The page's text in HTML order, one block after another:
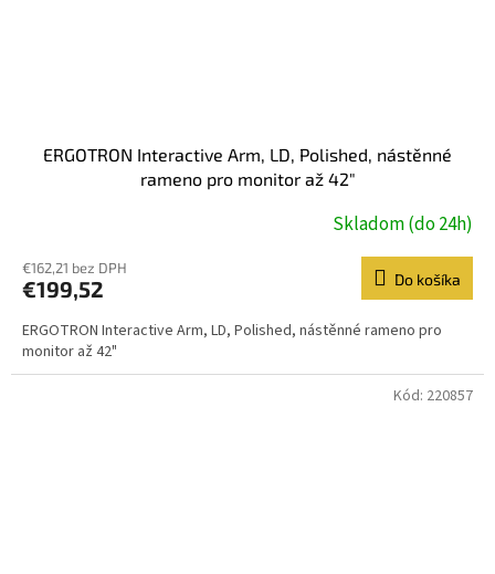
ERGOTRON Interactive Arm, LD, Polished, nástěnné
rameno pro monitor až 42"
Skladom (do 24h)
€162,21 bez DPH
€199,52 Do košíka
ERGOTRON Interactive Arm, LD, Polished, nástěnné rameno pro
monitor až 42"
Kód: 220857